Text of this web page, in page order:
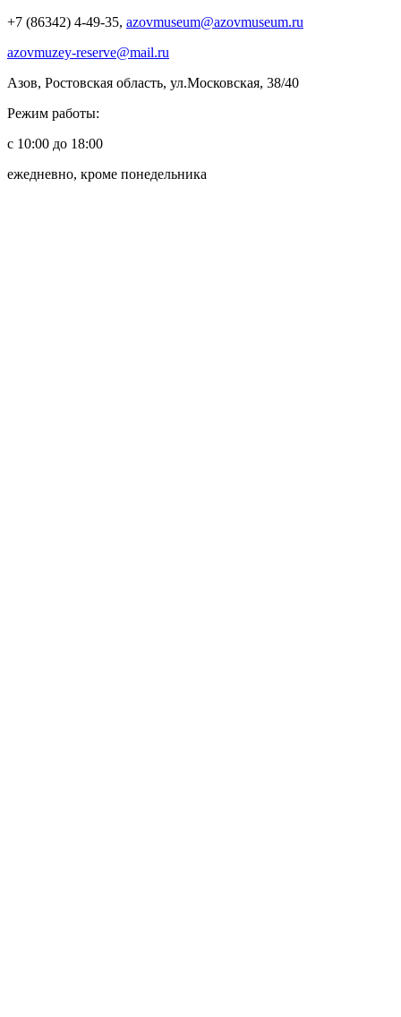
+7 (86342) 4-49-35, azovmuseum@azovmuseum.ru
azovmuzey-reserve@mail.ru
Азов, Ростовская область, ул.Московская, 38/40
Режим работы:
с 10:00 до 18:00
ежедневно, кроме понедельника